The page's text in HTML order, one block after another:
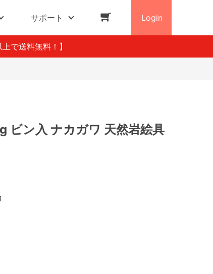
サポート Login
上で送料無料！】
ビン入 ナカガワ 天然岩絵具